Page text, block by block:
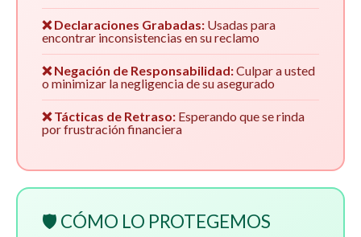
❌ Declaraciones Grabadas: Usadas para
encontrar inconsistencias en su reclamo
❌ Negación de Responsabilidad:Culpar a usted
o minimizar la negligencia de su asegurado
❌ Tácticas de Retraso: Esperando que se rinda
por frustración financiera
🛡️ CÓMO LO PROTEGEMOS